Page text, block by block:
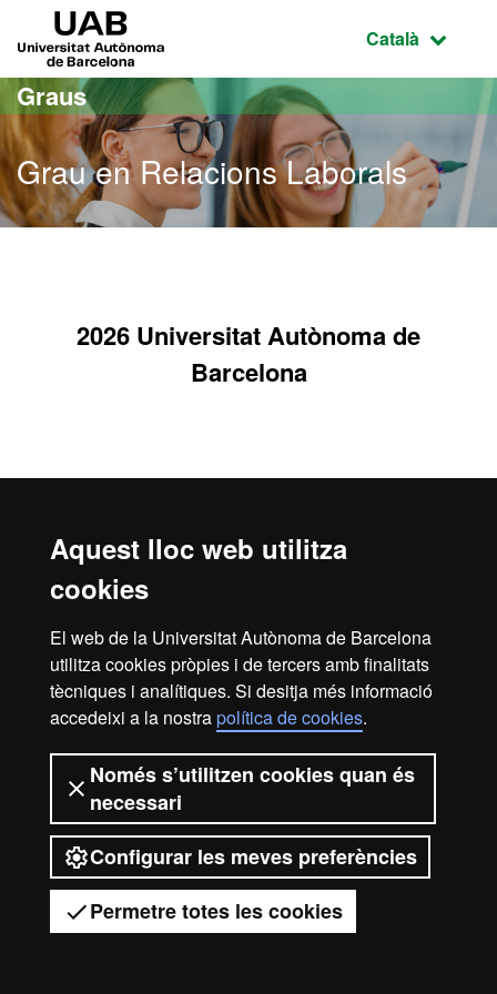
Aquest lloc web utilitza
cookies
El web de la Universitat Autònoma de Barcelona
utilitza cookies pròpies i de tercers amb finalitats
tècniques i analítiques. Si desitja més informació
accedeixi a la nostrapolítica de cookies.
Només s’utilitzen cookies quan és
necessari
Configurar les meves preferències
Permetre totes les cookies
Ves al contingut principal
Ves a la navegació de la pàgina
Idioma
Català
Graus
Grau en Relacions Laborals
Tens dubtes?
2026 Universitat Autònoma de
Barcelona